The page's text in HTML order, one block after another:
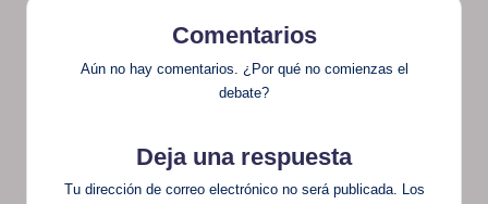
Comentarios
Aún no hay comentarios. ¿Por qué no comienzas el
debate?
Deja una respuesta
Tu dirección de correo electrónico no será publicada. Los